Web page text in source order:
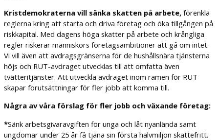
Kristdemokraterna vill sänka skatten på arbete, förenkla
reglerna kring att starta och driva företag och öka tillgången på
riskkapital. Med dagens höga skatter på arbete och krångliga
regler riskerar människors företagsambitioner att gå om intet.
Vi vill även att avdragsgränserna för de hushållsnära tjänsterna
höjs och RUT-avdraget utvecklas till att omfatta även
tvätteritjänster. Att utveckla avdraget inom ramen för RUT
skapar förutsättningar för fler jobb att komma till.
Några av våra förslag för fler jobb och växande företag:
*Sänk arbetsgivaravgiften för unga och låt nyanlända samt
ungdomar under 25 år få tjäna sin första halvmiljon skattefritt.